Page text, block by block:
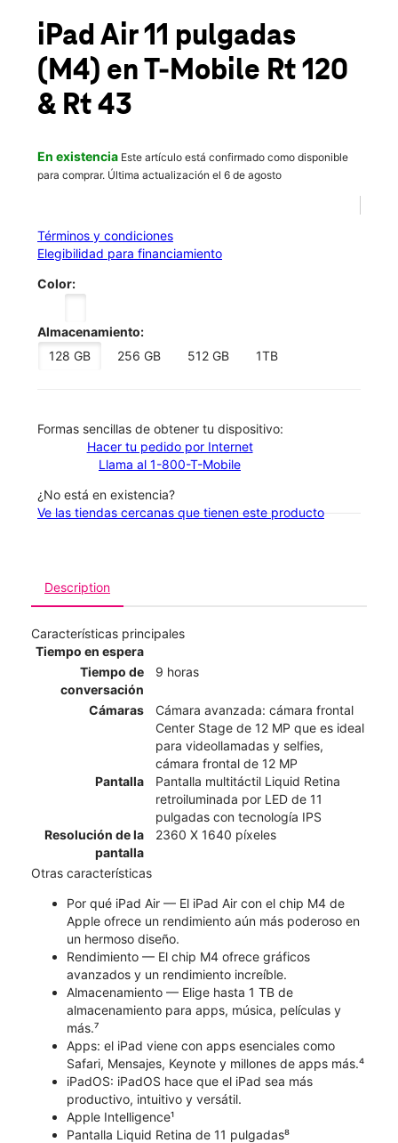
location_on
3901 Fountain Square Place Waukegan, IL 60085
iPad Air 11 pulgadas
(M4) en T-Mobile Rt 120
& Rt 43
En existencia Este artículo está confirmado como disponible
para comprar. Última actualización el 6 de agosto
Términos y condiciones
Elegibilidad para financiamiento
Color:
Almacenamiento:
128 GB
256 GB 512 GB 1TB
​​​​​​​Formas sencillas de obtener tu dispositivo:
Hacer tu pedido por Internet
Llama al 1-800-T-Mobile
¿No está en existencia?
Ve las tiendas cercanas que tienen este producto
Description
Características principales
Tiempo en espera
Tiempo de
conversación
9 horas
Cámaras
Cámara avanzada: cámara frontal
Center Stage de 12 MP que es ideal
para videollamadas y selfies,
cámara frontal de 12 MP
Pantalla
Pantalla multitáctil Liquid Retina
retroiluminada por LED de 11
pulgadas con tecnología IPS
Resolución de la
pantalla
2360 X 1640 píxeles
Otras características
Por qué iPad Air — El iPad Air con el chip M4 de
Apple ofrece un rendimiento aún más poderoso en
un hermoso diseño.
Rendimiento — El chip M4 ofrece gráficos
avanzados y un rendimiento increíble.
Almacenamiento — Elige hasta 1 TB de
almacenamiento para apps, música, películas y
más.⁷
Apps: el iPad viene con apps esenciales como
Safari, Mensajes, Keynote y millones de apps más.⁴
iPadOS: iPadOS hace que el iPad sea más
productivo, intuitivo y versátil.
Apple Intelligence¹
Pantalla Liquid Retina de 11 pulgadas⁸